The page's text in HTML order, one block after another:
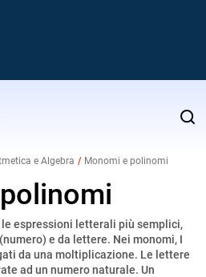
e Algebra Monomi e polinomi
le espressioni letterali più semplici,
e da lettere. Nei monomi, I
da una moltiplicazione. Le lettere
ad un numero naturale. Un